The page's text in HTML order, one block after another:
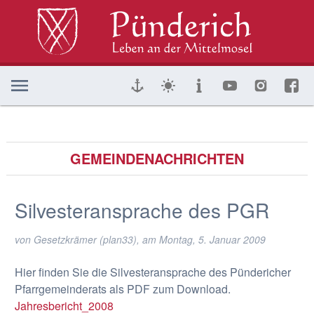
GEMEINDENACHRICHTEN
Silvesteransprache des PGR
von Gesetzkrämer (plan33), am Montag, 5. Januar 2009
Hier finden Sie die Silvesteransprache des Pündericher
Pfarrgemeinderats als PDF zum Download.
Jahresbericht_2008